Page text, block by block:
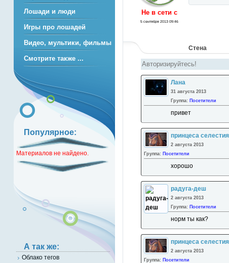
Не в сети c
5 сентября 2013 09:46
Стена
Лана
31 августа 2013
Группа: Посетители
привет
принцеса селестия
2 августа 2013
Группа: Посетители
хорошо
радуга-деш
2 августа 2013
Группа: Посетители
норм ты как?
принцеса селестия
2 августа 2013
Группа: Посетители
Лошади и люди
Игры про лошадей
Видео, мультики, фильмы
Смотрите также ...
Популярное:
Материалов не найдено.
А так же:
Облако тегов